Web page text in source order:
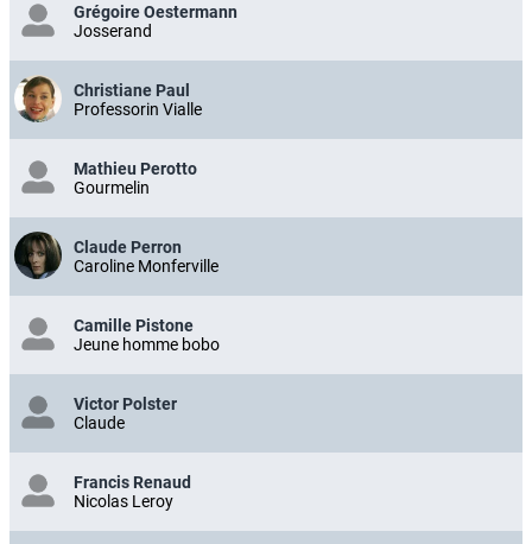
Grégoire Oestermann
Josserand
Christiane Paul
Professorin Vialle
Mathieu Perotto
Gourmelin
Claude Perron
Caroline Monferville
Camille Pistone
Jeune homme bobo
Victor Polster
Claude
Francis Renaud
Nicolas Leroy